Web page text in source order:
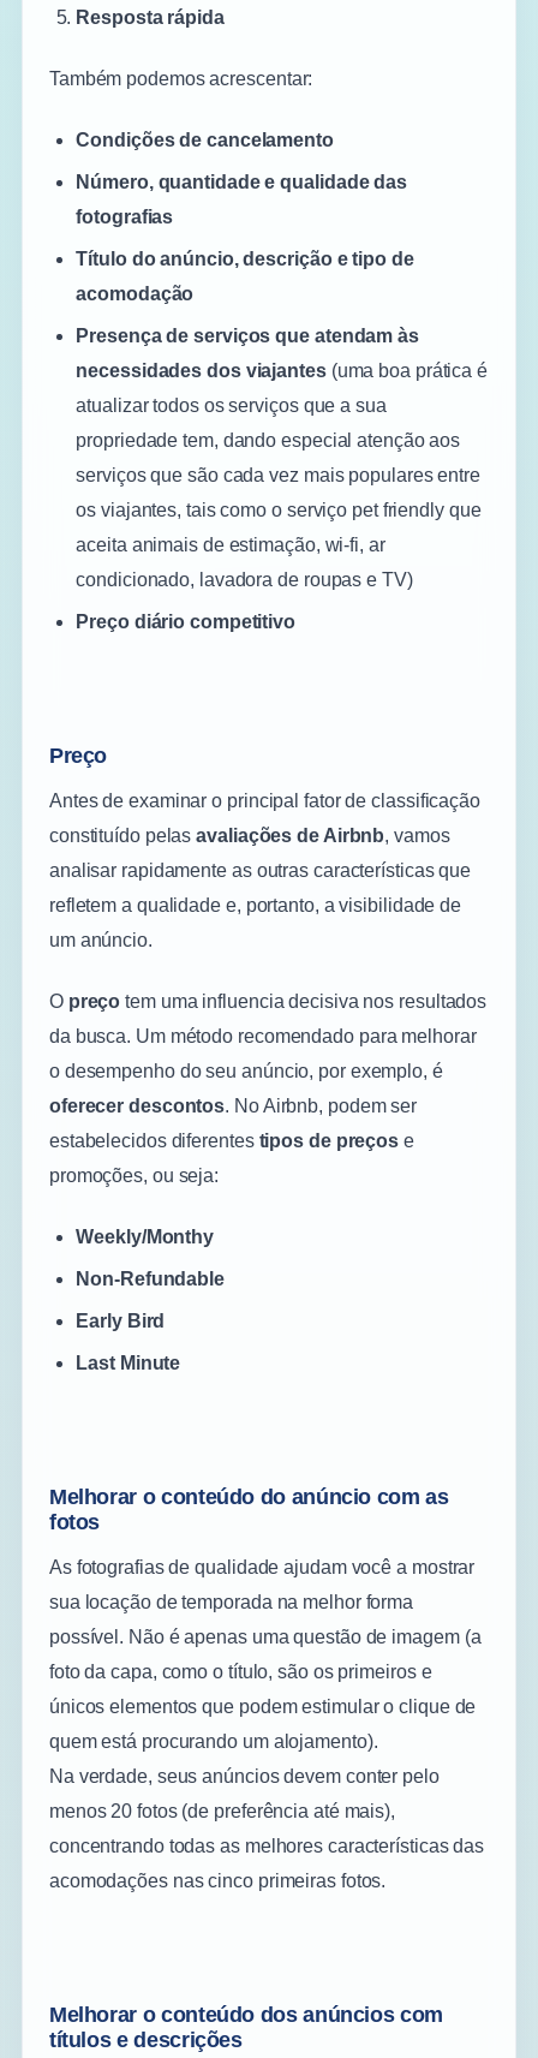
Resposta rápida
Também podemos acrescentar:
Condições de cancelamento
Número, quantidade e qualidade das
fotografias
Título do anúncio, descrição e tipo de
acomodação
Presença de serviços que atendam às
necessidades dos viajantes (uma boa prática é
atualizar todos os serviços que a sua
propriedade tem, dando especial atenção aos
serviços que são cada vez mais populares entre
os viajantes, tais como o serviço pet friendly que
aceita animais de estimação, wi-fi, ar
condicionado, lavadora de roupas e TV)
Preço diário competitivo
Preço
Antes de examinar o principal fator de classificação
constituído pelasavaliações de Airbnb, vamos
analisar rapidamente as outras características que
refletem a qualidade e, portanto, a visibilidade de
um anúncio.
O preço tem uma influencia decisiva nos resultados
da busca. Um método recomendado para melhorar
o desempenho do seu anúncio, por exemplo, é
oferecer descontos. No Airbnb, podem ser
estabelecidos diferentes tipos de preços e
promoções, ou seja:
Weekly/Monthy
Non-Refundable
Early Bird
Last Minute
Melhorar o conteúdo do anúncio com as
fotos
As fotografias de qualidade ajudam você a mostrar
sua locação de temporada na melhor forma
possível. Não é apenas uma questão de imagem (a
foto da capa, como o título, são os primeiros e
únicos elementos que podem estimular o clique de
quem está procurando um alojamento).
Na verdade, seus anúncios devem conter pelo
menos 20 fotos (de preferência até mais),
concentrando todas as melhores características das
acomodações nas cinco primeiras fotos.
Melhorar o conteúdo dos anúncios com
títulos e descrições